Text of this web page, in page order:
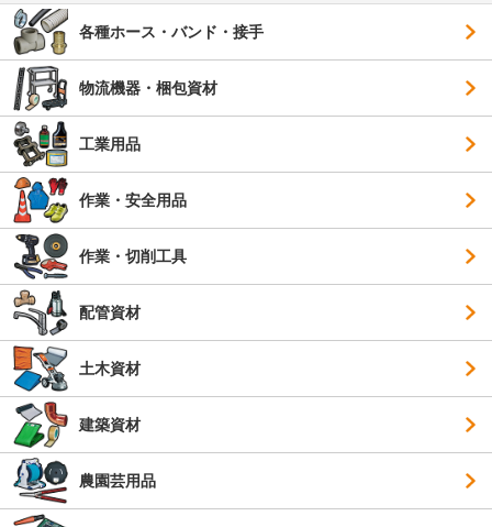
各種ホース・バンド・接手
物流機器・梱包資材
工業用品
作業・安全用品
作業・切削工具
配管資材
土木資材
建築資材
農園芸用品